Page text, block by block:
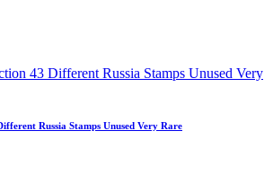
Russia Stamps Unused Very Rare